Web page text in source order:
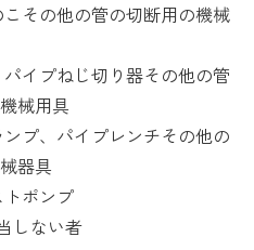
その他の管の切断用の機械
パイプねじ切り器その他の管
械用具
プ、パイプレンチその他の
器具
ポンプ
しない者